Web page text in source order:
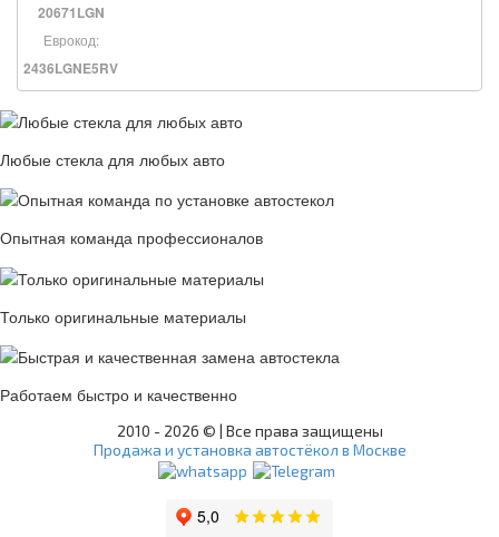
20671LGN
Еврокод:
2436LGNE5RV
Любые стекла для любых авто
Опытная команда профессионалов
Только оригинальные материалы
Работаем быстро и качественно
2010 - 2026 © | Все права защищены
Продажа и установка автостёкол в Москве